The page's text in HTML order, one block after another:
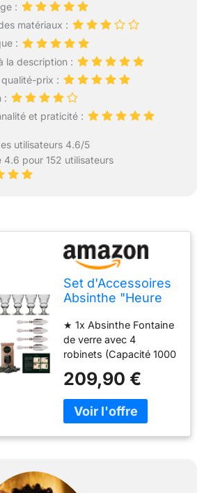
:
matériaux :
:
la description :
prix :
:
et praticité :
utilisateurs 4.6/5
4.6 pour 152 utilisateurs
Set d'Accessoires
Absinthe "Heure
ALANDIA | 1x
Fontaine à
Absinthe | 4x
Verres avec
Reservoir | 4x
Cuillères | 1x
Sachet de Sucre
★ 1x Absinthe Fontaine
de verre avec 4
robinets (Capacité 1000
Absinthe "Pontarlier"
avec reservoir
(Capacité 300 ml) ★ 4x
Cuillères à Absinthe
authentique (Acier
180 gr) ✅ Avec la
209,90 €